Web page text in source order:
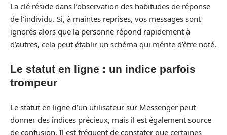
La clé réside dans l’observation des habitudes de réponse
de l’individu. Si, à maintes reprises, vos messages sont
ignorés alors que la personne répond rapidement à
d’autres, cela peut établir un schéma qui mérite d’être noté.
Le statut en ligne : un indice parfois
trompeur
Le statut en ligne d’un utilisateur sur Messenger peut
donner des indices précieux, mais il est également source
de confusion. Il est fréquent de constater que certaines